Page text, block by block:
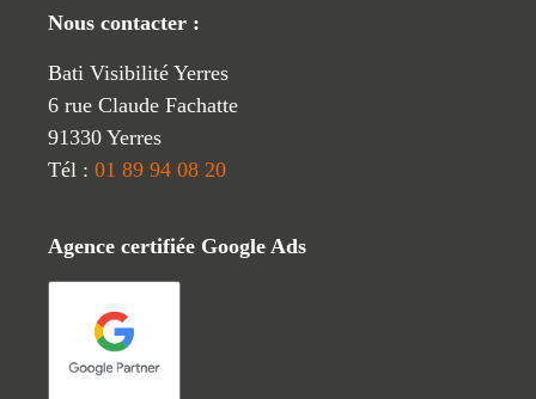
Nous contacter :
Bati Visibilité Yerres
6 rue Claude Fachatte
91330 Yerres
Tél :01 89 94 08 20
Agence certifiée Google Ads